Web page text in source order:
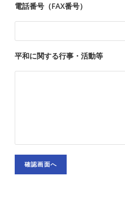
電話番号（FAX番号）
平和に関する行事・活動等